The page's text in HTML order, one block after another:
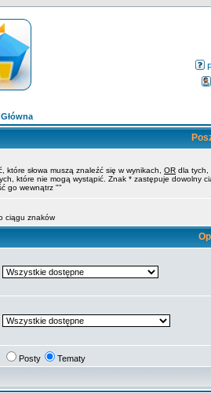
które słowa muszą znaleźć się w wynikach, OR dla tych,
które nie mogą wystąpić. Znak * zastępuje dowolny
go wewnątrz ""
ciągu znaków
Posty Tematy